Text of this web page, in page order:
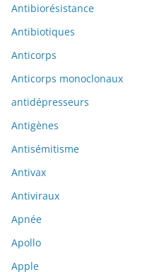
Antibiorésistance
Antibiotiques
Anticorps
Anticorps monoclonaux
antidépresseurs
Antigènes
Antisémitisme
Antivax
Antiviraux
Apnée
Apollo
Apple